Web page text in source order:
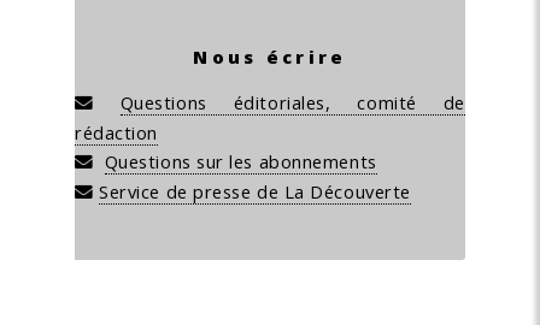
Nous écrire
Questions éditoriales, comité de
rédaction
Questions sur les abonnements
Service de presse de La Découverte